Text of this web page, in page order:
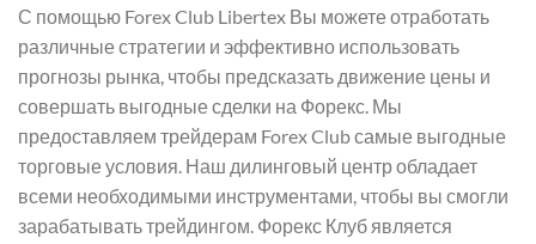
С помощью Forex Club Libertex Вы можете отработать
различные стратегии и эффективно использовать
прогнозы рынка, чтобы предсказать движение цены и
совершать выгодные сделки на Форекс. Мы
предоставляем трейдерам Forex Club самые выгодные
торговые условия. Наш дилинговый центр обладает
всеми необходимыми инструментами, чтобы вы смогли
зарабатывать трейдингом. Форекс Клуб является